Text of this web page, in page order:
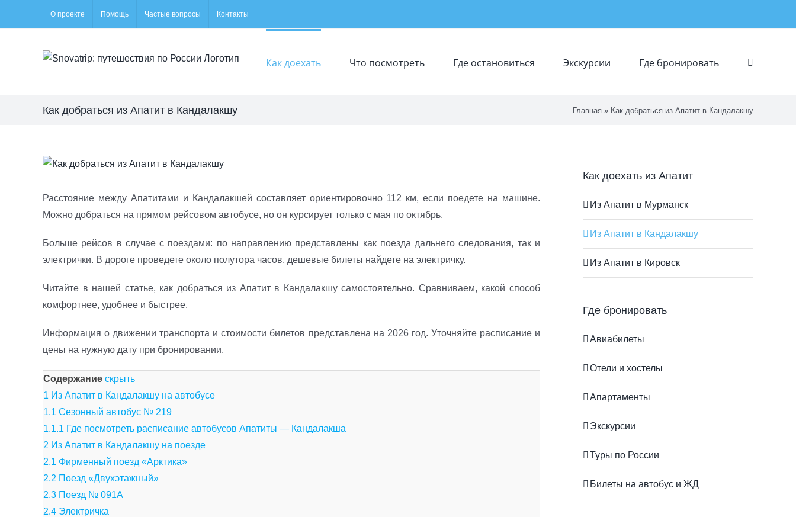
О проекте Помощь Частые вопросы Контакты
Как доехать Что посмотреть Где остановиться Экскурсии Где бронировать
Как добраться из Апатит в Кандалакшу Главная » Как добраться из Апатит в Кандалакшу
View
Image
Расстояние между Апатитами и Кандалакшей составляет ориентировочно 112 км, если поедете на машине.
Можно добраться на прямом рейсовом автобусе, но он курсирует только с мая по октябрь.
Больше рейсов в случае с поездами: по направлению представлены как поезда дальнего следования, так и
электрички. В дороге проведете около полутора часов, дешевые билеты найдете на электричку.
Читайте в нашей статье, как добраться из Апатит в Кандалакшу самостоятельно. Сравниваем, какой способ
комфортнее, удобнее и быстрее.
Информация о движении транспорта и стоимости билетов представлена на 2026 год. Уточняйте расписание и
цены на нужную дату при бронировании.
Содержание скрыть
1 Из Апатит в Кандалакшу на автобусе
1.1 Сезонный автобус № 219
1.1.1 Где посмотреть расписание автобусов Апатиты — Кандалакша
2 Из Апатит в Кандалакшу на поезде
2.1 Фирменный поезд «Арктика»
2.2 Поезд «Двухэтажный»
2.3 Поезд № 091А
2.4 Электричка
Как доехать из Апатит
Из Апатит в Мурманск
Из Апатит в Кандалакшу
Из Апатит в Кировск
Где бронировать
Авиабилеты
Отели и хостелы
Апартаменты
Экскурсии
Туры по России
Билеты на автобус и ЖД